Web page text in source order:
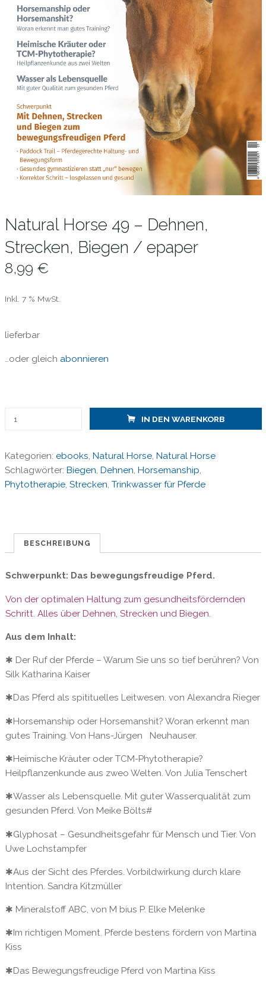
Natural Horse 49 – Dehnen,
Strecken, Biegen / epaper
8,99 €
Inkl. 7 % MwSt.
lieferbar
…oder gleich abonnieren
-
Dehnen,
Strecken,
Menge
IN DEN WARENKORB
Kategorien: ebooks, Natural Horse, Natural Horse
Schlagwörter: Biegen, Dehnen, Horsemanship,
Phytotherapie, Strecken, Trinkwasser für Pferde
BESCHREIBUNG
Schwerpunkt: Das bewegungsfreudige Pferd.
Von der optimalen Haltung zum gesundheitsfördernden
Schritt. Alles über Dehnen, Strecken und Biegen.
Aus dem Inhalt:
✱ Der Ruf der Pferde – Warum Sie uns so tief berühren? Von
Silk Katharina Kaiser
✱Das Pferd als spitituelles Leitwesen. von Alexandra Rieger
✱Horsemanship oder Horsemanshit? Woran erkennt man
gutes Training. Von Hans-Jürgen Neuhauser.
✱Heimische Kräuter oder TCM-Phytotherapie?
Heilpflanzenkunde aus zweo Welten. Von Julia Tenschert
✱Wasser als Lebensquelle. Mit guter Wasserqualität zum
gesunden Pferd. Von Meike Bölts#
✱Glyphosat – Gesundheitsgefahr für Mensch und Tier. Von
Uwe Lochstampfer
✱Aus der Sicht des Pferdes. Vorbildwirkung durch klare
Intention. Sandra Kitzmüller
✱ Mineralstoff ABC, von M bius P. Elke Melenke
✱Im richtigen Moment. Pferde bestens fördern von Martina
Kiss
✱Das Bewegungsfreudige Pferd von Martina Kiss